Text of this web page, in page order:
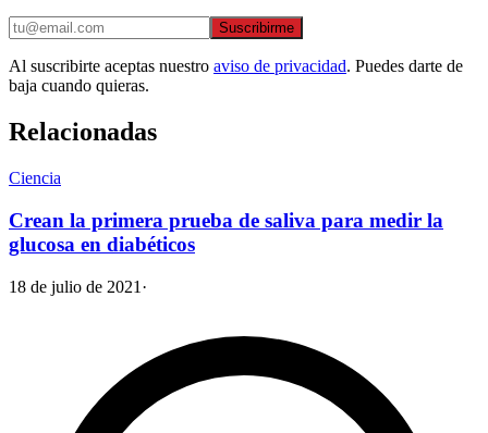
Suscribirme
Al suscribirte aceptas nuestro aviso de privacidad. Puedes darte de
baja cuando quieras.
Relacionadas
Ciencia
Crean la primera prueba de saliva para medir la
glucosa en diabéticos
18 de julio de 2021 ·